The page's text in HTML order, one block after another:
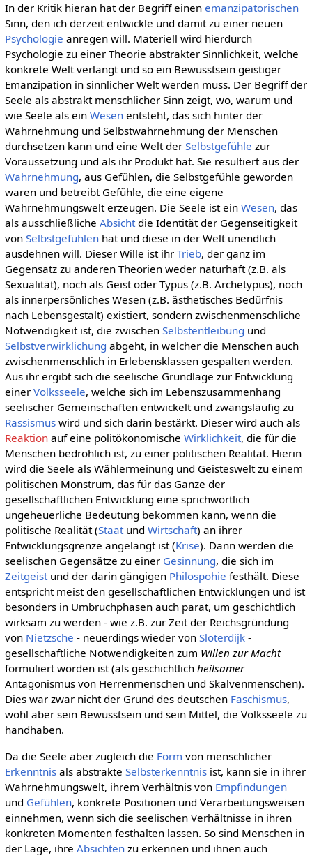
In der Kritik hieran hat der Begriff einen emanzipatorischen
Sinn, den ich derzeit entwickle und damit zu einer neuen
Psychologie anregen will. Materiell wird hierdurch
Psychologie zu einer Theorie abstrakter Sinnlichkeit, welche
konkrete Welt verlangt und so ein Bewusstsein geistiger
Emanzipation in sinnlicher Welt werden muss. Der Begriff der
Seele als abstrakt menschlicher Sinn zeigt, wo, warum und
wie Seele als ein Wesenentsteht, das sich hinter der
Wahrnehmung und Selbstwahrnehmung der Menschen
durchsetzen kann und eine Welt der Selbstgefühle zur
Voraussetzung und als ihr Produkt hat. Sie resultiert aus der
Wahrnehmung, aus Gefühlen, die Selbstgefühle geworden
waren und betreibt Gefühle, die eine eigene
Wahrnehmungswelt erzeugen. Die Seele ist ein Wesen, das
als ausschließliche Absichtdie Identität der Gegenseitigkeit
von Selbstgefühlenhat und diese in der Welt unendlich
ausdehnen will. Dieser Wille ist ihr Trieb, der ganz im
Gegensatz zu anderen Theorien weder naturhaft (z.B. als
Sexualität), noch als Geist oder Typus (z.B. Archetypus), noch
als innerpersönliches Wesen (z.B. ästhetisches Bedürfnis
nach Lebensgestalt) existiert, sondern zwischenmenschliche
Notwendigkeit ist, die zwischen Selbstentleibung und
Selbstverwirklichung abgeht, in welcher die Menschen auch
zwischenmenschlich in Erlebensklassen gespalten werden.
Aus ihr ergibt sich die seelische Grundlage zur Entwicklung
einer Volksseele, welche sich im Lebenszusammenhang
seelischer Gemeinschaften entwickelt und zwangsläufig zu
Rassismuswird und sich darin bestärkt. Dieser wird auch als
Reaktionauf eine politökonomische Wirklichkeit, die für die
Menschen bedrohlich ist, zu einer politischen Realität. Hierin
wird die Seele als Wählermeinung und Geisteswelt zu einem
politischen Monstrum, das für das Ganze der
gesellschaftlichen Entwicklung eine sprichwörtlich
ungeheuerliche Bedeutung bekommen kann, wenn die
politische Realität (Staatund Wirtschaft) an ihrer
Entwicklungsgrenze angelangt ist (Krise). Dann werden die
seelischen Gegensätze zu einer Gesinnung, die sich im
Zeitgeistund der darin gängigen Philospohie festhält. Diese
entspricht meist den gesellschaftlichen Entwicklungen und ist
besonders in Umbruchphasen auch parat, um geschichtlich
wirksam zu werden - wie z.B. zur Zeit der Reichsgründung
von Nietzsche - neuerdings wieder von Sloterdijk-
gesellschaftliche Notwendigkeiten zum Willen zur Macht
formuliert worden ist (als geschichtlich heilsamer
Antagonismus von Herrenmenschen und Skalvenmenschen).
Dies war zwar nicht der Grund des deutschen Faschismus,
wohl aber sein Bewusstsein und sein Mittel, die Volksseele zu
handhaben.
Da die Seele aber zugleich die Form von menschlicher
Erkenntnisals abstrakte Selbsterkenntnisist, kann sie in ihrer
Wahrnehmungswelt, ihrem Verhältnis von Empfindungen
und Gefühlen, konkrete Positionen und Verarbeitungsweisen
einnehmen, wenn sich die seelischen Verhältnisse in ihren
konkreten Momenten festhalten lassen. So sind Menschen in
der Lage, ihre Absichtenzu erkennen und ihnen auch